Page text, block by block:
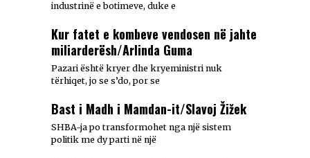
industrinë e botimeve, duke e
Kur fatet e kombeve vendosen në jahte
miliarderësh/Arlinda Guma
Pazari është kryer dhe kryeministri nuk
tërhiqet, jo se s’do, por se
Bast i Madh i Mamdan-it/Slavoj Žižek
SHBA-ja po transformohet nga një sistem
politik me dy parti në një